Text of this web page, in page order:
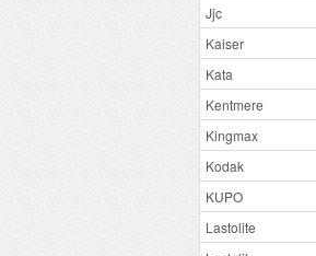
Jjc
Kaiser
Kata
Kentmere
Kingmax
Kodak
KUPO
Lastolite